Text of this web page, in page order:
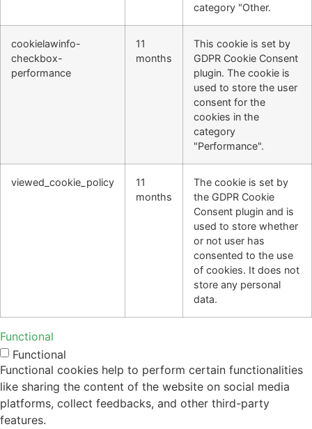
category "Other.
cookielawinfo-
checkbox-
performance
11
months
This cookie is set by
GDPR Cookie Consent
plugin. The cookie is
used to store the user
consent for the
cookies in the
category
"Performance".
viewed_cookie_policy
11
months
The cookie is set by
the GDPR Cookie
Consent plugin and is
used to store whether
or not user has
consented to the use
of cookies. It does not
store any personal
data.
Functional
Functional
Functional cookies help to perform certain functionalities
like sharing the content of the website on social media
platforms, collect feedbacks, and other third-party
features.